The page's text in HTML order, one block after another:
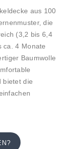
aus 100
die
(3,2 bis 6,4
ca. 4 Monate
Baumwolle
bietet die